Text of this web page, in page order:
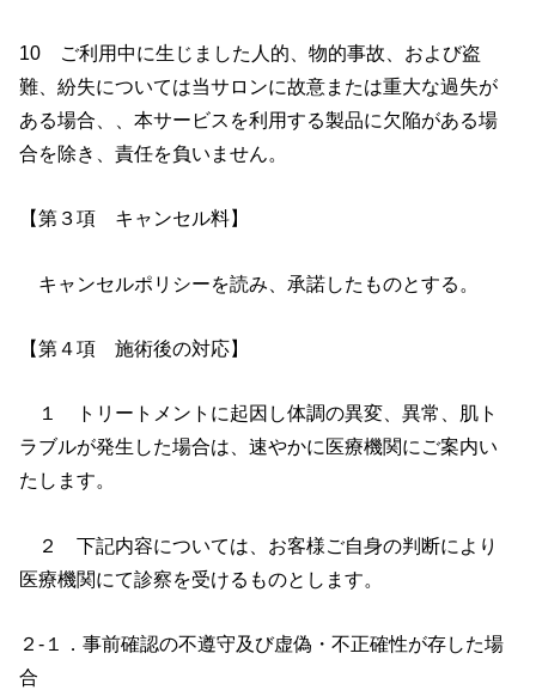
10 ご利用中に生じました人的、物的事故、および盗
難、紛失については当サロンに故意または重大な過失が
ある場合、、本サービスを利用する製品に欠陥がある場
合を除き、責任を負いません。
【第３項 キャンセル料】
キャンセルポリシーを読み、承諾したものとする。
【第４項 施術後の対応】
１ トリートメントに起因し体調の異変、異常、肌ト
ラブルが発生した場合は、速やかに医療機関にご案内い
たします。
２ 下記内容については、お客様ご自身の判断により
医療機関にて診察を受けるものとします。
２-１．事前確認の不遵守及び虚偽・不正確性が存した場
合